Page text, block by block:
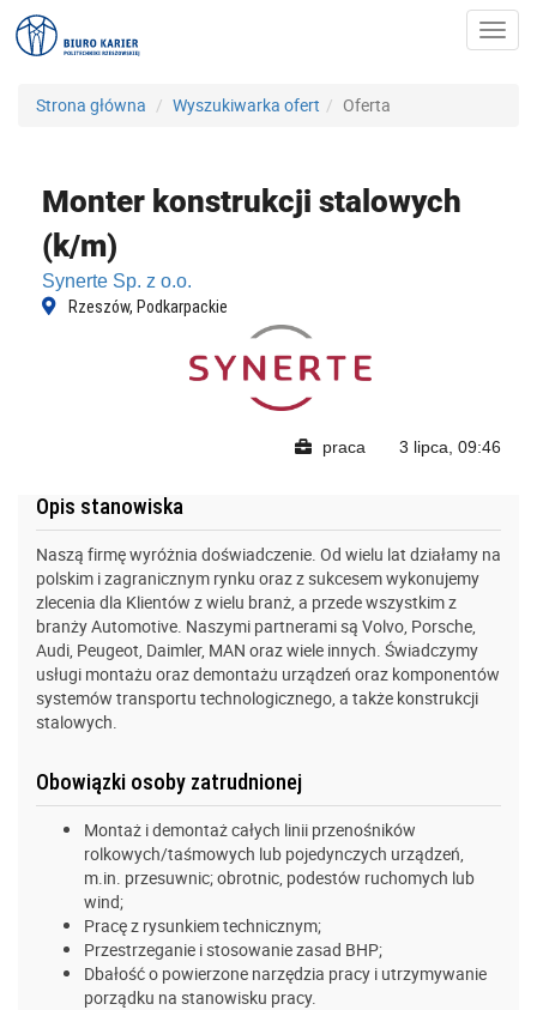
Strona główna Wyszukiwarka ofert Oferta
Monter konstrukcji stalowych
(k/m)
Synerte Sp. z o.o.
Rzeszów, Podkarpackie
praca 3 lipca, 09:46
Opis stanowiska
Naszą firmę wyróżnia doświadczenie. Od wielu lat działamy na
polskim i zagranicznym rynku oraz z sukcesem wykonujemy
zlecenia dla Klientów z wielu branż, a przede wszystkim z
branży Automotive. Naszymi partnerami są Volvo, Porsche,
Audi, Peugeot, Daimler, MAN oraz wiele innych. Świadczymy
usługi montażu oraz demontażu urządzeń oraz komponentów
systemów transportu technologicznego, a także konstrukcji
stalowych.
Obowiązki osoby zatrudnionej
Montaż i demontaż całych linii przenośników
rolkowych/taśmowych lub pojedynczych urządzeń,
m.in. przesuwnic; obrotnic, podestów ruchomych lub
wind;
Pracę z rysunkiem technicznym;
Przestrzeganie i stosowanie zasad BHP;
Dbałość o powierzone narzędzia pracy i utrzymywanie
porządku na stanowisku pracy.